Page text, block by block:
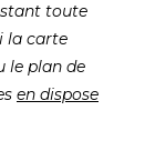
toute
la carte
le plan de
en dispose